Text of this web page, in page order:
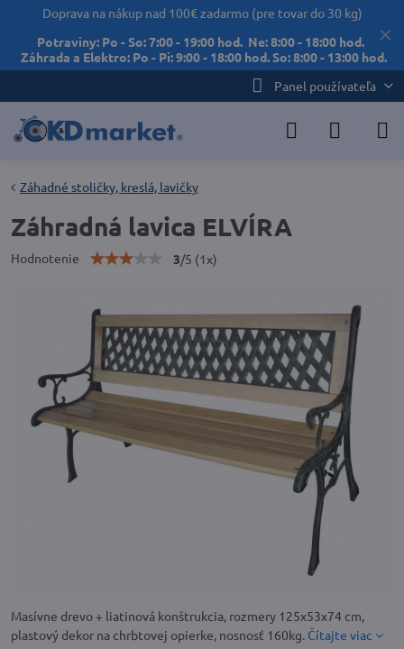
✕
Doprava na nákup nad 100€ zadarmo (pre tovar do 30 kg)
Potraviny: Po - So: 7:00 - 19:00 hod. Ne: 8:00 - 18:00 hod.
Záhrada a Elektro: Po - Pi: 9:00 - 18:00 hod. So: 8:00 - 13:00 hod.
Panel používateľa
Záhadné stoličky, kreslá, lavičky
Záhradná lavica ELVÍRA
Hodnotenie 3/5 (1x)
Masívne drevo + liatinová konštrukcia, rozmery 125x53x74 cm,
plastový dekor na chrbtovej opierke, nosnosť 160kg. Čítajte viac